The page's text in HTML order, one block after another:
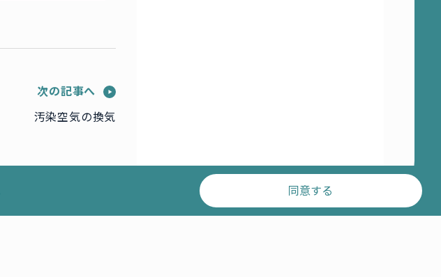
次の記事へ
汚染空気の換気
同意する